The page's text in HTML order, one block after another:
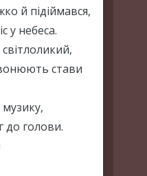
й підіймався,
у небеса.
стави
музику,
до голови.